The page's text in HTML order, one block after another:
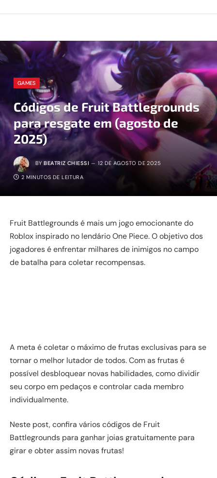
GAMES
Códigos de Fruit Battlegrounds
para resgate em (agosto de
2025)
BY BEATRIZ CHIESSI 12 DE AGOSTO DE 2025
2 MINUTOS DE LEITURA
Fruit Battlegrounds é mais um jogo emocionante do
Roblox inspirado no lendário One Piece. O objetivo dos
jogadores é enfrentar milhares de inimigos no campo
de batalha para coletar recompensas.
A meta é coletar o máximo de frutas exclusivas para se
tornar o melhor lutador de todos. Com as frutas é
possível desbloquear novas habilidades, como dividir
seu corpo em pedaços e controlar cada membro
individualmente.
Neste post, confira vários códigos de Fruit
Battlegrounds para ganhar joias gratuitamente para
girar e obter assim novas frutas!